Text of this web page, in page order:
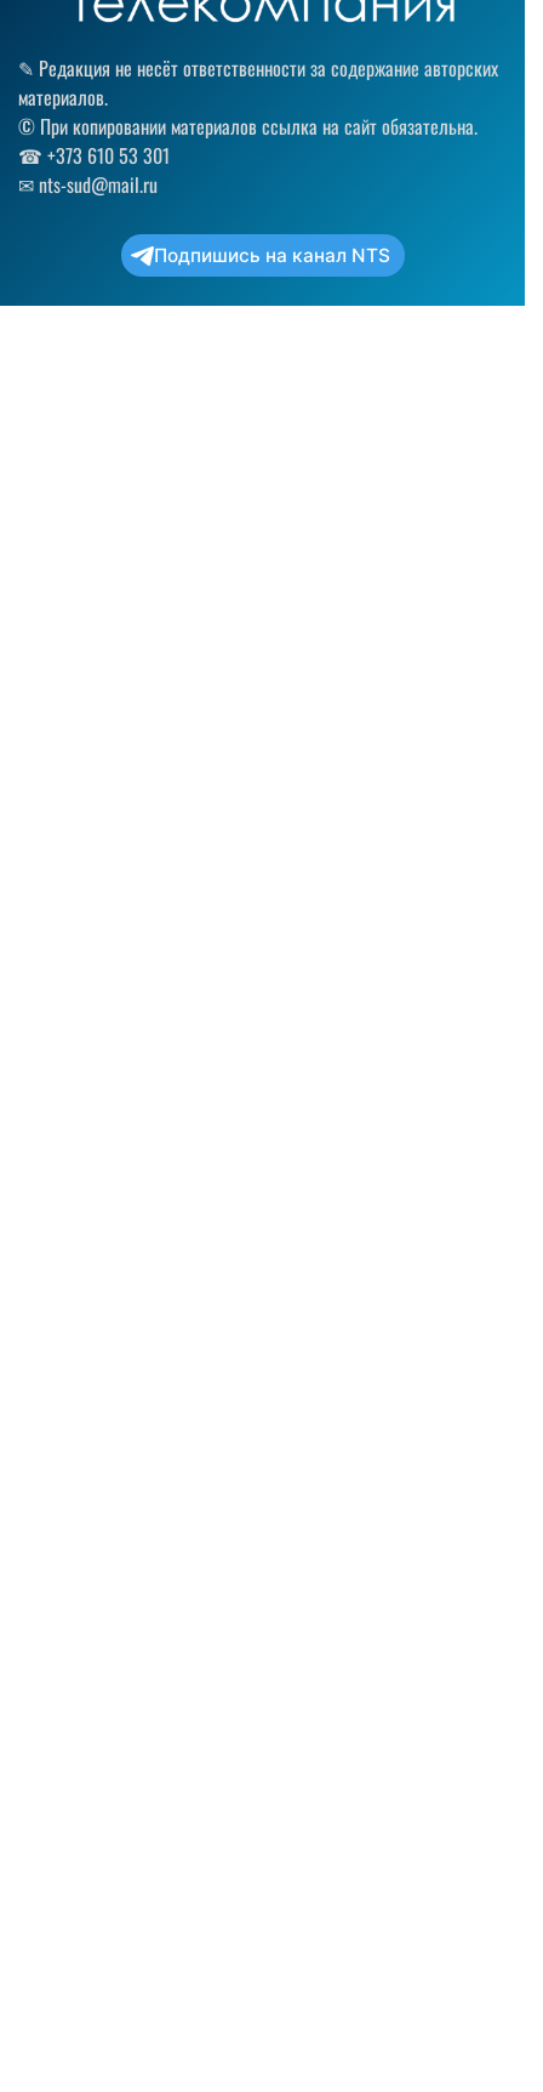
✎ Редакция не несёт ответственности за содержание авторских
материалов.
© При копировании материалов ссылка на сайт обязательна.
☎︎ +373 610 53 301
✉ nts-sud@mail.ru
Подпишись на канал NTS